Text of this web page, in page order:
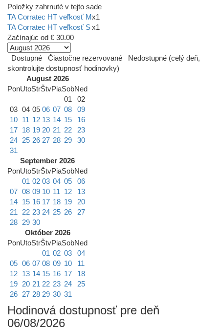
Položky zahrnuté v tejto sade
TA Corratec HT veľkosť Mx1
TA Corratec HT veľkosť Sx1
Začínajúc od € 30.00
Dostupné Čiastočne rezervované
Nedostupné (celý deň,
skontrolujte dostupnosť hodinovky)
August 2026
PonUtoStrŠtvPiaSobNed
01
02
03 04 05 06 07 08
09
10 11 12 13 14 15
16
17 18 19 20 21 22
23
24 25 26 27 28 29
30
31
September 2026
PonUtoStrŠtvPiaSobNed
01 02 03 04 05
06
07 08 09 10 11 12
13
14 15 16 17 18 19
20
21
22 23 24 25 26
27
28 29 30
Október 2026
PonUtoStrŠtvPiaSobNed
01 02 03
04
05 06 07 08 09 10
11
12 13 14 15 16 17
18
19 20 21 22 23 24
25
26 27 28 29 30 31
Hodinová dostupnosť pre deň
06/08/2026